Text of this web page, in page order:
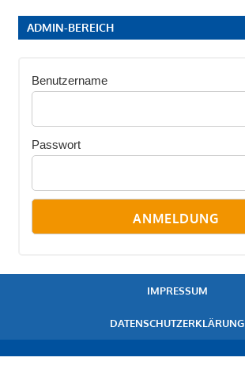
ADMIN-BEREICH
Benutzername
Passwort
IMPRESSUM
DATENSCHUTZERKLÄRUNG